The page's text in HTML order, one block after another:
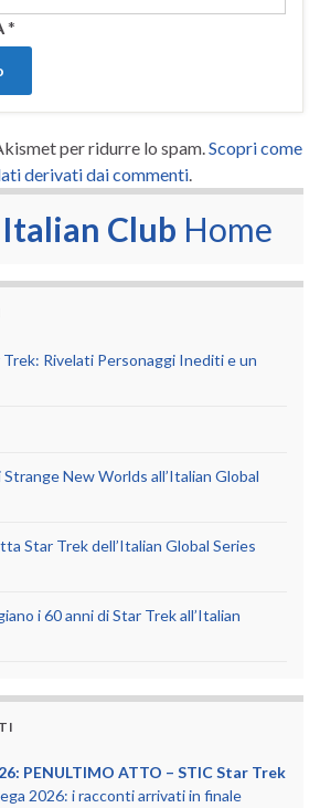
*
per ridurre lo spam. Scopri come
derivati dai commenti
Club Home
Trek: Rivelati Personaggi Inediti e un
New Worlds all’Italian Global
Star Trek dell’Italian Global Series
i 60 anni di Star Trek all’Italian
PENULTIMO ATTO – STIC Star Trek
2026: i racconti arrivati in finale